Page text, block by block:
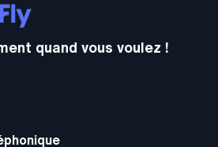
quand vous voulez !